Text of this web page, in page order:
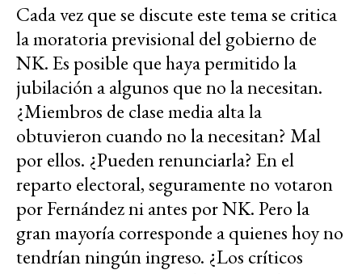
Cada vez que se discute este tema se critica
la moratoria previsional del gobierno de
NK. Es posible que haya permitido la
jubilación a algunos que no la necesitan.
¿Miembros de clase media alta la
obtuvieron cuando no la necesitan? Mal
por ellos. ¿Pueden renunciarla? En el
reparto electoral, seguramente no votaron
por Fernández ni antes por NK. Pero la
gran mayoría corresponde a quienes hoy no
tendrían ningún ingreso. ¿Los críticos